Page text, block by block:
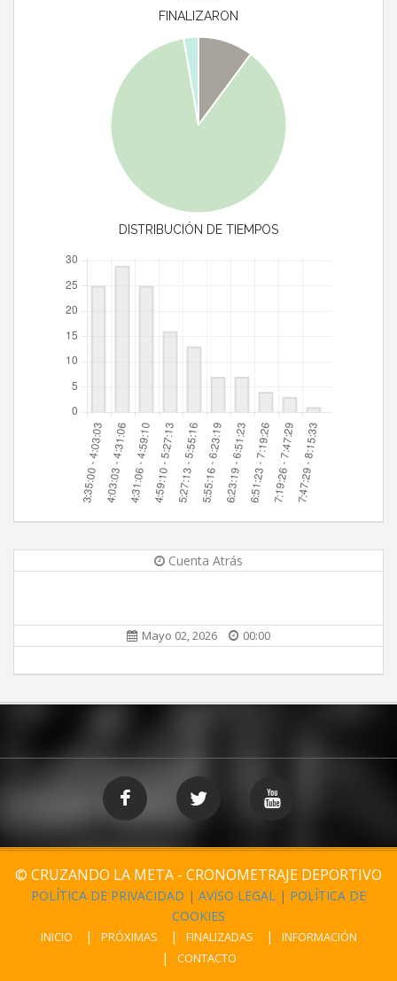
FINALIZARON
DISTRIBUCIÓN DE TIEMPOS
Cuenta Atrás
Mayo 02, 2026 00:00
© CRUZANDO LA META - CRONOMETRAJE DEPORTIVO
POLÍTICA DE PRIVACIDAD | AVISO LEGAL | POLÍTICA DE
COOKIES
INICIO PRÓXIMAS FINALIZADAS
INFORMACIÓN
CONTACTO